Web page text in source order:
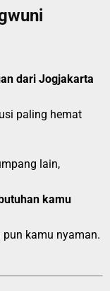
dari Jogjakarta
paling hemat
lain,
kamu
kamu nyaman.